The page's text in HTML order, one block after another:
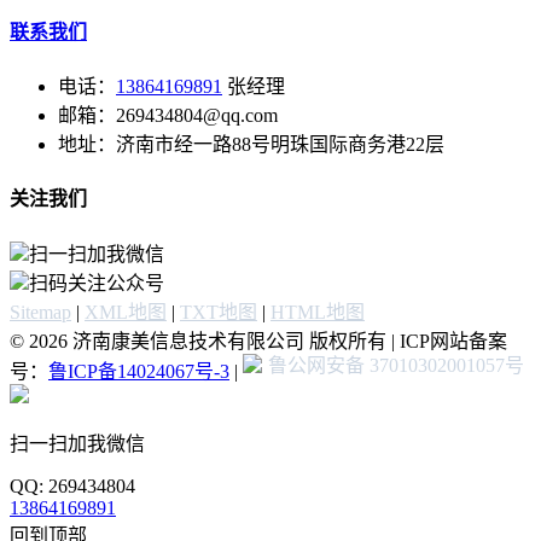
联系我们
电话： 13864169891 张经理
邮箱：269434804@qq.com
地址：济南市经一路88号明珠国际商务港22层
关注我们
扫一扫加我微信
扫码关注公众号
Sitemap | XML地图 | TXT地图 | HTML地图
© 2026 济南康美信息技术有限公司 版权所有 | ICP网站备案
号： 鲁ICP备14024067号-3 | 鲁公网安备 37010302001057号
扫一扫加我微信
QQ: 269434804
13864169891
回到顶部